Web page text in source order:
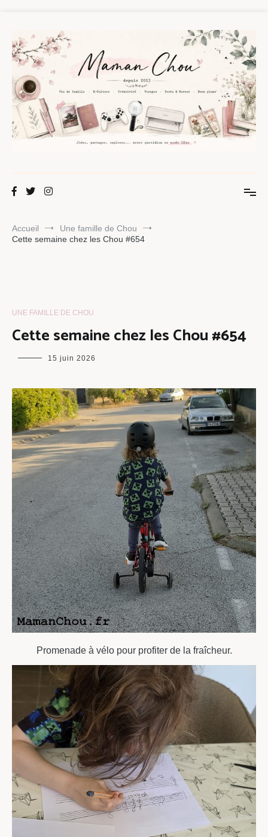
contenu
Maman Chou
Accueil
Une famille de Chou
Cette semaine chez les Chou #654
UNE FAMILLE DE CHOU
Cette semaine chez les Chou #654
maman
15 juin 2026
Promenade à vélo pour profiter de la fraîcheur.